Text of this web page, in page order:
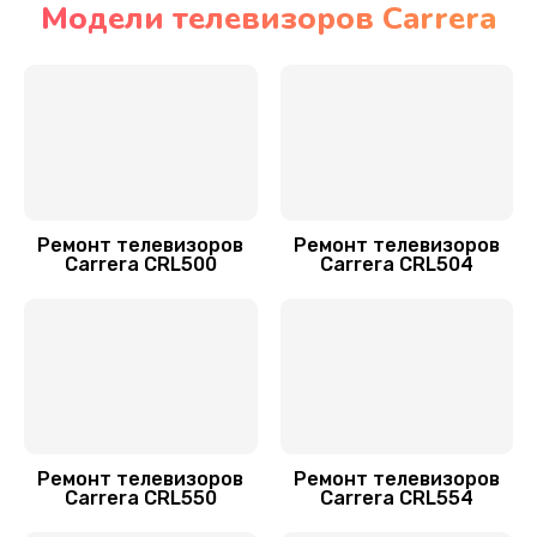
Заказать
1500 руб.
Комплексная чистка
Модели телевизоров Carrera
Ремонт телевизоров
Carrera CRL500
Ремонт телевизоров
Carrera CRL504
Ремонт телевизоров
Carrera CRL550
Ремонт телевизоров
Carrera CRL554